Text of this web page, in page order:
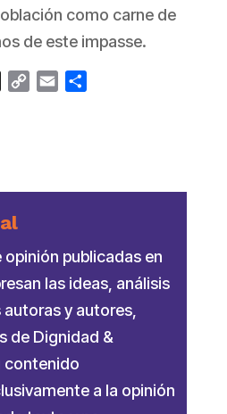
como carne de
de este impasse.
Threads
Copy Email
publicadas en
las ideas, análisis
y autores,
de Dignidad &
contenido
a la opinión